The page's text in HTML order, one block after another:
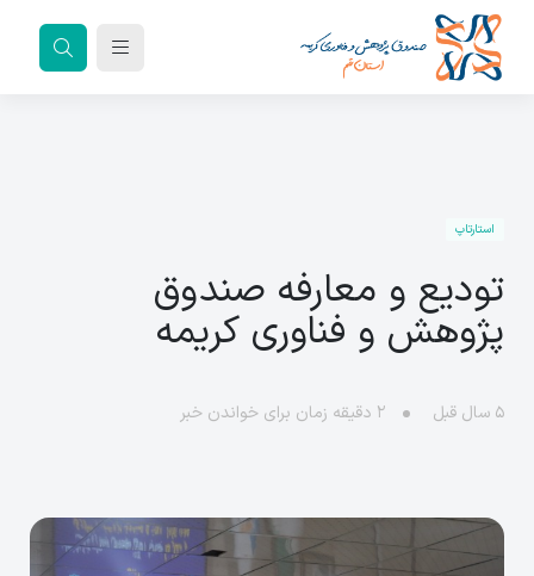
استارتاپ
تودیع و معارفه صندوق
پژوهش و فناوری کریمه
۵ سال قبل ۲ دقیقه زمان برای خواندن خبر